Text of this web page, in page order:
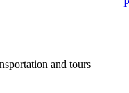
and tours